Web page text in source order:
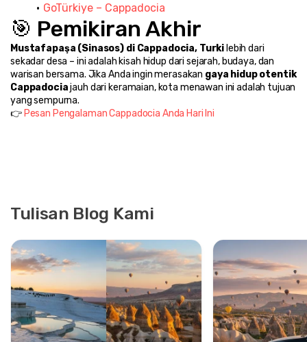
GoTürkiye – Cappadocia
🎯 Pemikiran Akhir
Mustafapaşa (Sinasos) di Cappadocia, Turki lebih dari
sekadar desa – ini adalah kisah hidup dari sejarah, budaya, dan
warisan bersama. Jika Anda ingin merasakan gaya hidup otentik
Cappadocia jauh dari keramaian, kota menawan ini adalah tujuan
yang sempurna.
👉 Pesan Pengalaman Cappadocia Anda Hari Ini
Tulisan Blog Kami